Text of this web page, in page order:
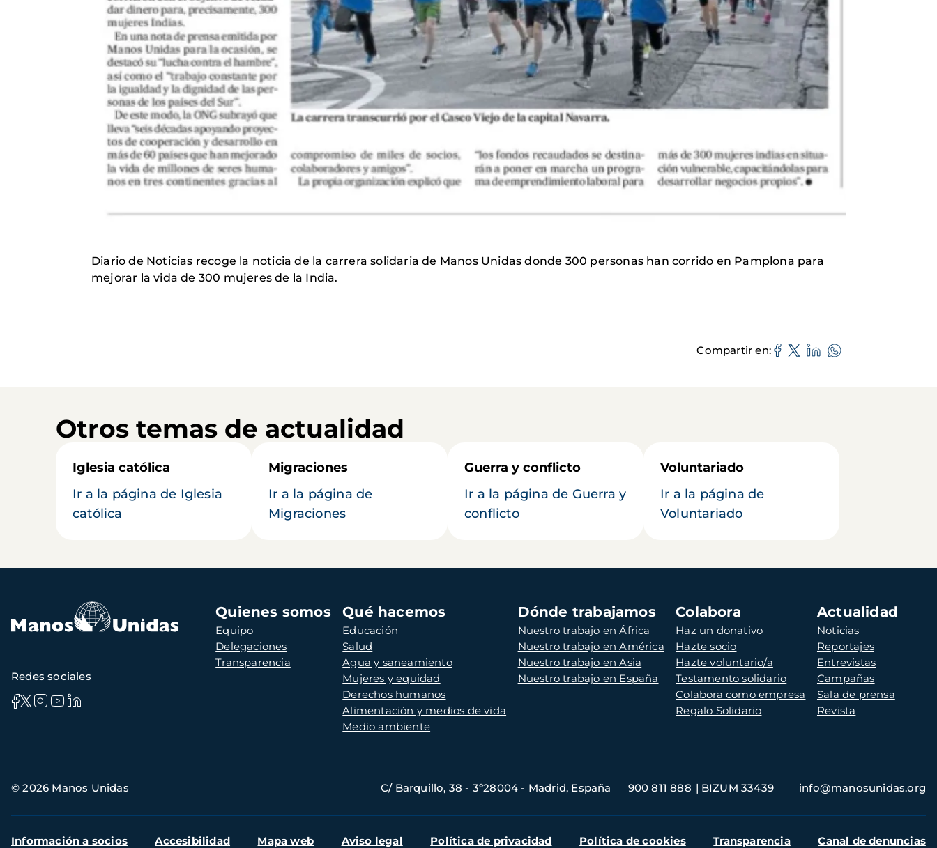
Diario de Noticias recoge la noticia de la carrera solidaria de Manos Unidas donde 300 personas han corrido en Pamplona para
mejorar la vida de 300 mujeres de la India.
Compartir en
Otros temas de actualidad
Iglesia católica
Ir a la página de Iglesia
católica
Migraciones
Ir a la página de
Migraciones
Guerra y conflicto
Ir a la página de Guerra y
conflicto
Voluntariado
Ir a la página de
Voluntariado
Navegación
principal
Quienes somos
Equipo
Delegaciones
Transparencia
Qué hacemos
Educación
Salud
Agua y saneamiento
Mujeres y equidad
Derechos humanos
Alimentación y medios de vida
Medio ambiente
Dónde trabajamos
Nuestro trabajo en África
Nuestro trabajo en América
Nuestro trabajo en Asia
Nuestro trabajo en España
Colabora
Haz un donativo
Hazte socio
Hazte voluntario/a
Testamento solidario
Colabora como empresa
Regalo Solidario
Actualidad
Noticias
Reportajes
Entrevistas
Campañas
Sala de prensa
Revista
Redes sociales
de
© 2026 Manos Unidas C/ Barquillo, 38 - 3º28004 - Madrid, España 900 811 888 BIZUM 33439 info@manosunidas.org
Menú
Información a socios Accesibilidad Mapa web Aviso legal Política de privacidad Política de cookies Transparencia Canal de denuncias